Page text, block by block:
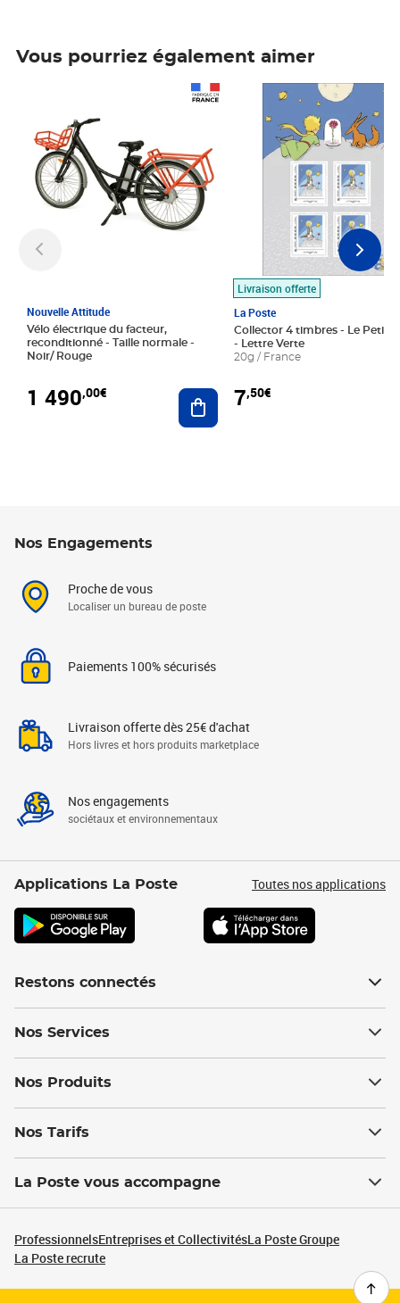
Vous pourriez également aimer
Nouvelle Attitude
Vélo électrique du facteur,
reconditionné - Taille normale -
Noir/ Rouge
1 490,00€ Ajouter au panier
Livraison offerte
La Poste
Collector 4 timbres - Le Petit
- Lettre Verte
20g / France
7,50€
Prix 7,50€
Nos Engagements
Proche de vous
Localiser un bureau de poste
Paiements 100% sécurisés
Livraison offerte dès 25€ d'achat
Hors livres et hors produits marketplace
Nos engagements
sociétaux et environnementaux
Applications La Poste Toutes nos applications
Restons connectés
Nos Services
Nos Produits
Nos Tarifs
La Poste vous accompagne
ProfessionnelsEntreprises et CollectivitésLa Poste Groupe
La Poste recrute